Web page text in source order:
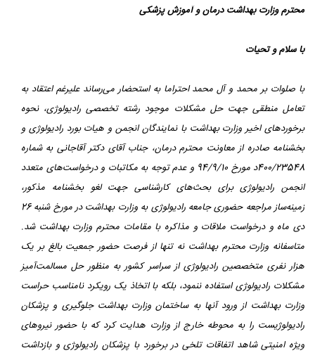
محترم وزارت بهداشت درمان و آموزش پزشکی
با سلام و تحیات
با صلوات بر محمد و آل محمد احتراما به استحضار می‌رساند علیرغم اعتقاد به
تعامل منطقی جهت حل مشکلات موجود رشته تخصصی رادیولوژی، نحوه
برخوردهای اخیر وزارت بهداشت با نمایندگان انجمن و هیات بورد رادیولوژی و
بخشنامه صادره از معاونت محترم درمان، جناب آقای دکتر آقاجانی به شماره
400/23548د مورخ 94/9/10 و عدم توجه به مکاتبات و درخواست‌های متعدد
انجمن رادیولوژی برای بحث‌های کارشناسی جهت لغو بخشنامه مذکور،
زمینه‌ساز مراجعه حضوری جامعه رادیولوژی به وزارت بهداشت در مورخ شنبه 26
دی ماه و درخواست ملاقات و مذاکره با مقامات محترم وزارت بهداشت شد.
متاسفانه وزارت محترم بهداشت نه تنها از فرصت حضور جمعیت بالغ بر یک
هزار نفری متخصصین رادیولوژی از سراسر کشور به منظور حل مسالمت‌آمیز
مشکلات رادیولوژی استفاده ننمود، بلکه با اتخاذ یک رویکرد نامناسب حراست
وزارت بهداشت از ورود آنها به ساختمان وزارت بهداشت جلوگیری و پزشکان
رادیولوژیست را به محوطه خارج از وزارت هدایت کرد که با حضور نیروهای
ویژه امنیتی شاهد اتفاقات تلخی در برخورد با پزشکان رادیولوژی و بازداشت